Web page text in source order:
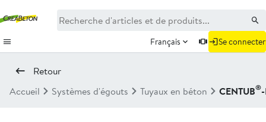
Français Se connecter
Retour
Accueil
Systèmes d'égouts Tuyaux en béton CENTUB®